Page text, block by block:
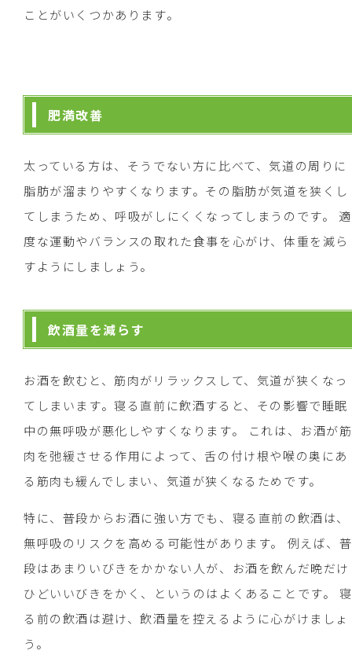
ことがいくつかあります。
肥満改善
太っている方は、そうでない方に比べて、気道の周りに
脂肪が溜まりやすくなります。その脂肪が気道を狭くし
てしまうため、呼吸がしにくくなってしまうのです。 適
度な運動やバランスの取れた食事を心がけ、体重を減ら
すようにしましょう。
飲酒量を減らす
お酒を飲むと、筋肉がリラックスして、気道が狭くなっ
てしまいます。寝る直前に飲酒すると、その影響で睡眠
中の無呼吸が悪化しやすくなります。 これは、お酒が筋
肉を弛緩させる作用によって、舌の付け根や喉の奥にあ
る筋肉も緩んでしまい、気道が狭くなるためです。
特に、普段からお酒に強い方でも、寝る直前の飲酒は、
無呼吸のリスクを高める可能性があります。 例えば、普
段はあまりいびきをかかない人が、お酒を飲んだ晩だけ
ひどいいびきをかく、というのはよくあることです。 寝
る前の飲酒は避け、飲酒量を控えるように心がけましょ
う。